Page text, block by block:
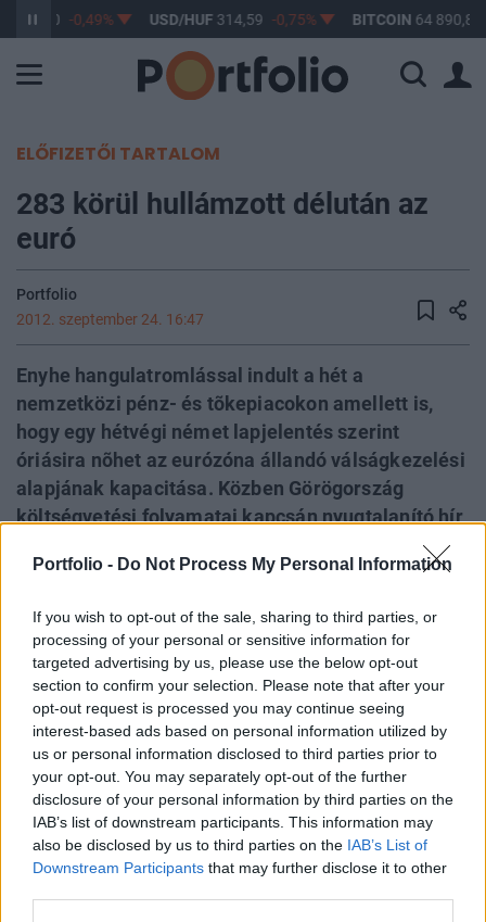
Portfolio - Do Not Process My Personal Information
If you wish to opt-out of the sale, sharing to third parties, or
processing of your personal or sensitive information for
targeted advertising by us, please use the below opt-out
section to confirm your selection. Please note that after your
opt-out request is processed you may continue seeing
interest-based ads based on personal information utilized by
us or personal information disclosed to third parties prior to
your opt-out. You may separately opt-out of the further
disclosure of your personal information by third parties on the
IAB’s list of downstream participants. This information may
also be disclosed by us to third parties on the IAB’s List of
Downstream Participants that may further disclose it to other
363,60 -0,49% USD/HUF 314,59 -0,75% BITCOIN 64 890,81
ELŐFIZETŐI TARTALOM
283 körül hullámzott délután az
euró
Portfolio
2012. szeptember 24. 16:47
Enyhe hangulatromlással indult a hét a
nemzetközi pénz- és tõkepiacokon amellett is,
hogy egy hétvégi német lapjelentés szerint
óriásira nõhet az eurózóna állandó válságkezelési
alapjának kapacitása. Közben Görögország
költségvetési folyamatai kapcsán nyugtalanító hír
is érkezett a hétvégén, igaz azt cáfolták görög
oldalról. A vártnál gyengébb német Ifo-index miatt
gyengülésében is szerepet játszott délelõtt. Aztán
délhez közeledve újra erõre kapott a forint, de
nagy szárnyalást a délután során sem tudott
felmutatni.
2012. szeptember 24. 16:47 Megosztás 283 körül
hullámzott délután az euró Viszonylag nyugodt
kereskedést láttunk délután a nemzetközi pénz- és
tőkepiacokon, amelynek során nem oldódott, de nem is
fokozódott az a borongós hangulat, ami a délelőtti...